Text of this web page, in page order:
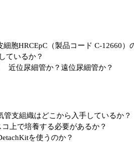
胞HRCEpC（製品コード C-12660）
ているか？
近位尿細管か？遠位尿細管か？
支組織はどこから入手しているか
上で培養する必要があるか？
を使うのか？